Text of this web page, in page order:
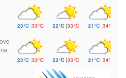
23°C |33°C 22°C |33°C 21°C |34°C
23°C |33°C 22°C |33°C 21°C |34°C